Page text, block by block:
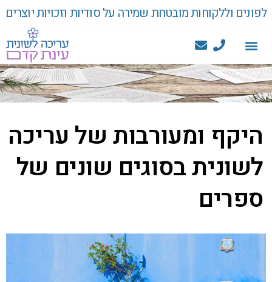
לפונים וללקוחות מובטחת שמירה על סודיות וזכויות יוצרים
היקף ומעורבות של עריכה
לשונית בסוגים שונים של
ספרים